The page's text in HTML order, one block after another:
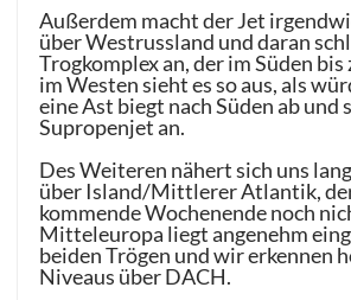
Außerdem macht der Jet
über Westrussland und daran
Trogkomplex an, der im Süden
im Westen sieht es so aus, als
eine Ast biegt nach Süden ab und
Supropenjet an.
Des Weiteren nähert sich uns
über Island/Mittlerer Atlantik,
kommende Wochenende noch
Mitteleuropa liegt angenehm
beiden Trögen und wir erkennen
Niveaus über DACH.